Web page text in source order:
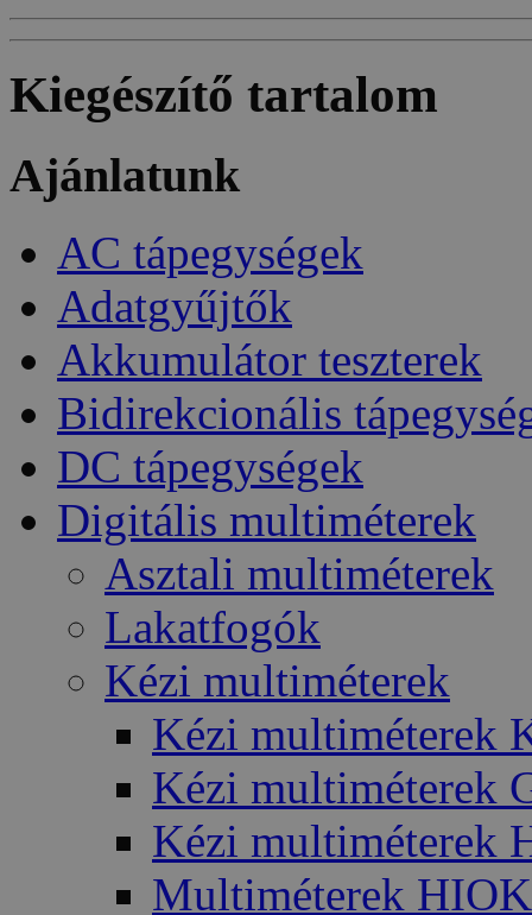
Kiegészítő tartalom
Ajánlatunk
AC tápegységek
Adatgyűjtők
Akkumulátor teszterek
Bidirekcionális
DC tápegységek
Digitális multiméterek
Asztali multiméterek
Lakatfogók
Kézi multiméterek
Kézi multiméterek
Kézi multiméterek
Kézi multiméterek
Multiméterek